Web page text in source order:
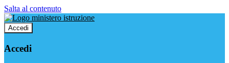
Salta al contenuto
Accedi
Accedi